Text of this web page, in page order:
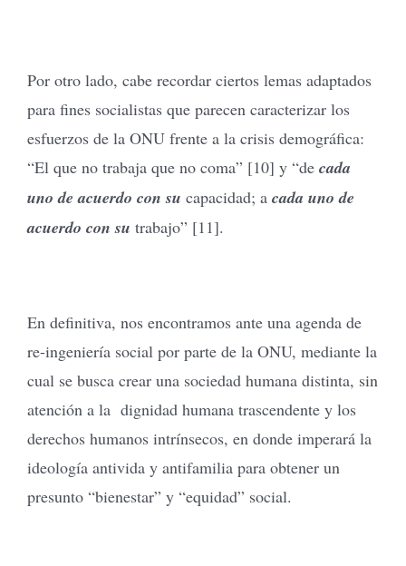
Por otro lado, cabe recordar ciertos lemas adaptados
para fines socialistas que parecen caracterizar los
esfuerzos de la ONU frente a la crisis demográfica:
“El que no trabaja que no coma” [10] y “de cada
uno de acuerdo con su capacidad; a cada uno de
acuerdo con su trabajo” [11].
En definitiva, nos encontramos ante una agenda de
re-ingeniería social por parte de la ONU, mediante la
cual se busca crear una sociedad humana distinta, sin
atención a la dignidad humana trascendente y los
derechos humanos intrínsecos, en donde imperará la
ideología antivida y antifamilia para obtener un
presunto “bienestar” y “equidad” social.